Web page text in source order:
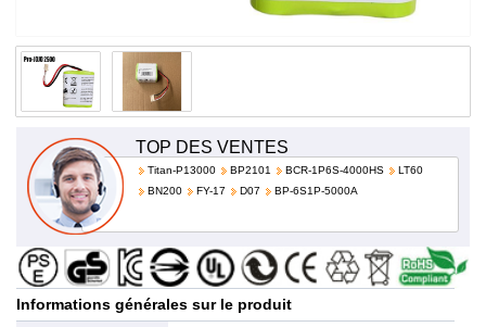
TOP DES VENTES
Titan-P13000 BP2101 BCR-1P6S-4000HS
LT60
BN200
FY-17 D07 BP-6S1P-5000A
Informations générales sur le produit